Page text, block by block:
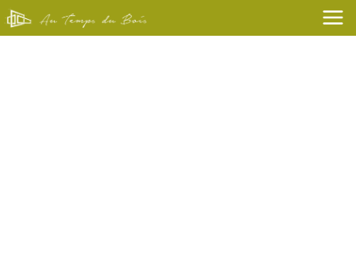
Aller
au